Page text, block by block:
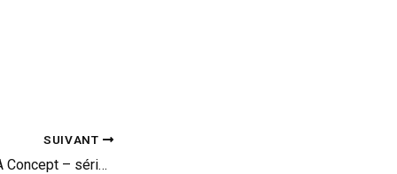
SUIVANT
Mercedes Classe A Concept – sérieux tournant